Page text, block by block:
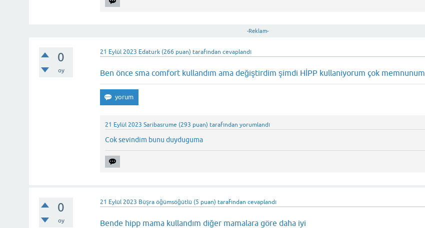
-Reklam-
0
oy
21 Eylül 2023 Edaturk (266 puan) tarafından cevaplandı
Ben önce sma comfort kullandım ama değiştirdim şimdi HİPP kullaniyorum çok memnunum
21 Eylül 2023 Saribasrume (293 puan) tarafından yorumlandı
Cok sevindim bunu duyduguma
0
oy
21 Eylül 2023 Büşra öğümsöğütlü (5 puan) tarafından cevaplandı
Bende hipp mama kullandım diğer mamalara göre daha iyi